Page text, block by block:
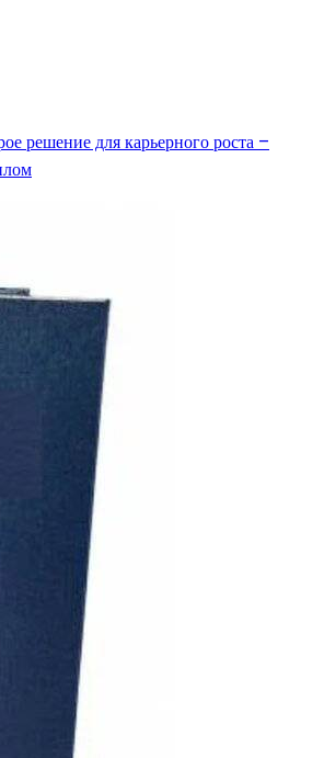
решение для карьерного роста –